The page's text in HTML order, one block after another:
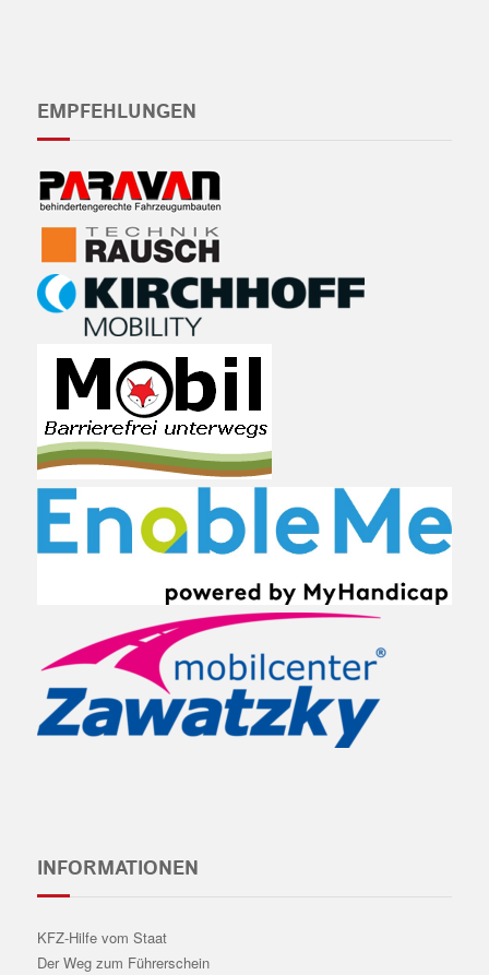
EMPFEHLUNGEN
INFORMATIONEN
KFZ-Hilfe vom Staat
Der Weg zum Führerschein